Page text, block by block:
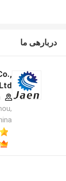
دربارهی ما
Ltd مشخصات سازنده